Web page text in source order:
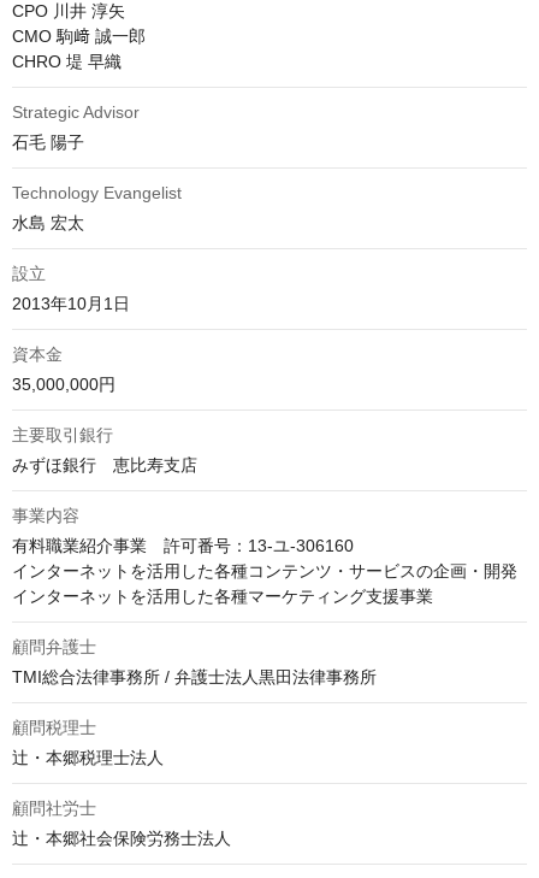
CPO 川井 淳矢
CMO 駒﨑 誠一郎
CHRO 堤 早織
Strategic Advisor
石毛 陽子
Technology Evangelist
水島 宏太
設立
2013年10月1日
資本金
35,000,000円
主要取引銀行
みずほ銀行　恵比寿支店
事業内容
有料職業紹介事業　許可番号：13-ユ-306160
インターネットを活用した各種コンテンツ・サービスの企画・開発
インターネットを活用した各種マーケティング支援事業
顧問弁護士
TMI総合法律事務所 / 弁護士法人黒田法律事務所
顧問税理士
辻・本郷税理士法人
顧問社労士
辻・本郷社会保険労務士法人